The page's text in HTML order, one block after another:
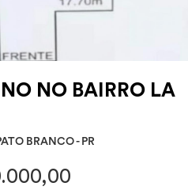
NO BAIRRO LA
BRANCO - PR